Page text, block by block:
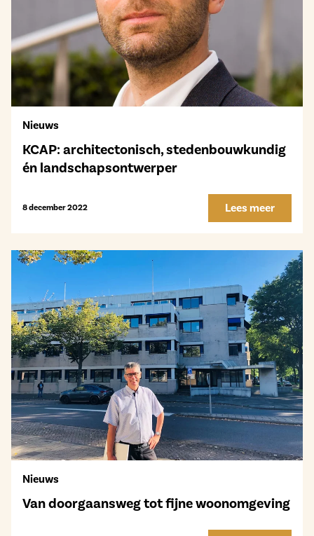
Nieuws
KCAP: architectonisch, stedenbouwkundig
én landschapsontwerper
8 december 2022 Lees meer
Nieuws
Van doorgaansweg tot fijne woonomgeving